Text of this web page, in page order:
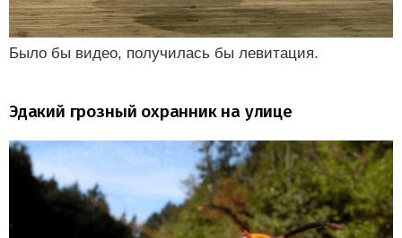
Было бы видео, получилась бы левитация.
Эдакий грозный охранник на улице